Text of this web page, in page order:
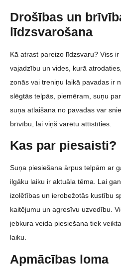
Drošības un
līdzsvarošana
Kā atrast pareizo līdzsvaru? Viss
vajadzību un vides, kurā
zonās vai treniņu laikā pavadas ir
slēgtās telpās, piemēram, suņu
suņa atlaišana no pavadas var
brīvību, lai viņš varētu attīstīties.
Kas par piesaisti?
Suņa piesiešana ārpus telpām ar
ilgāku laiku ir aktuāla tēma. Lai
izolētības un ierobežotās kustību
kaitējumu un agresīvu uzvedību.
jebkura veida piesiešana tiek
laiku.
Apmācības loma